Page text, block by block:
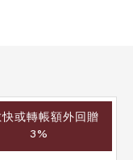
或轉帳額外回贈
3%